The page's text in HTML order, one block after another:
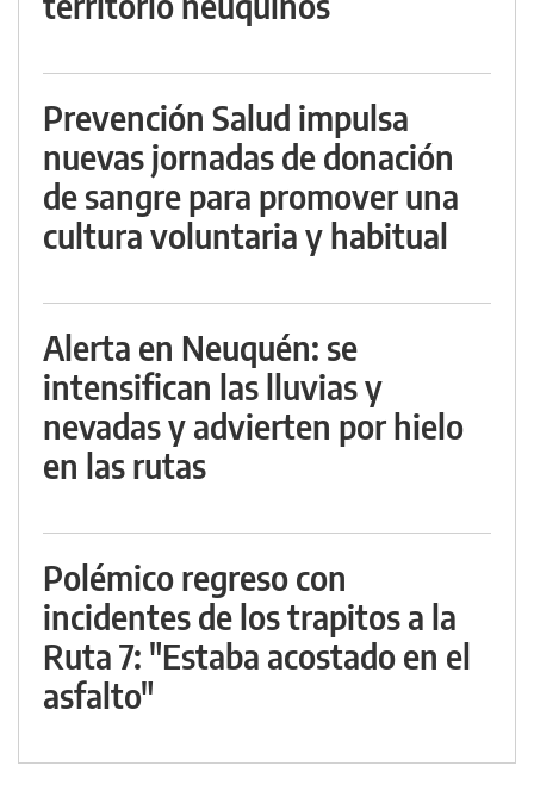
Prevención Salud impulsa
nuevas jornadas de donación
de sangre para promover una
cultura voluntaria y habitual
Alerta en Neuquén: se
intensifican las lluvias y
nevadas y advierten por hielo
en las rutas
Polémico regreso con
incidentes de los trapitos a la
Ruta 7: "Estaba acostado en el
asfalto"